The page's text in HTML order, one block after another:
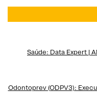
Saúde: Data Expert |
Odontoprev (ODPV3):